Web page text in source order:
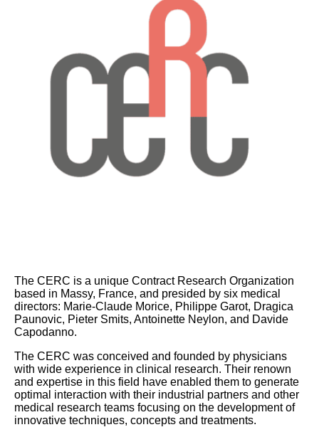
The CERC is a unique Contract Research Organization
based in Massy, France, and presided by six medical
directors: Marie-Claude Morice, Philippe Garot, Dragica
Paunovic, Pieter Smits, Antoinette Neylon, and Davide
Capodanno.
The CERC was conceived and founded by physicians
with wide experience in clinical research. Their renown
and expertise in this field have enabled them to generate
optimal interaction with their industrial partners and other
medical research teams focusing on the development of
innovative techniques, concepts and treatments.